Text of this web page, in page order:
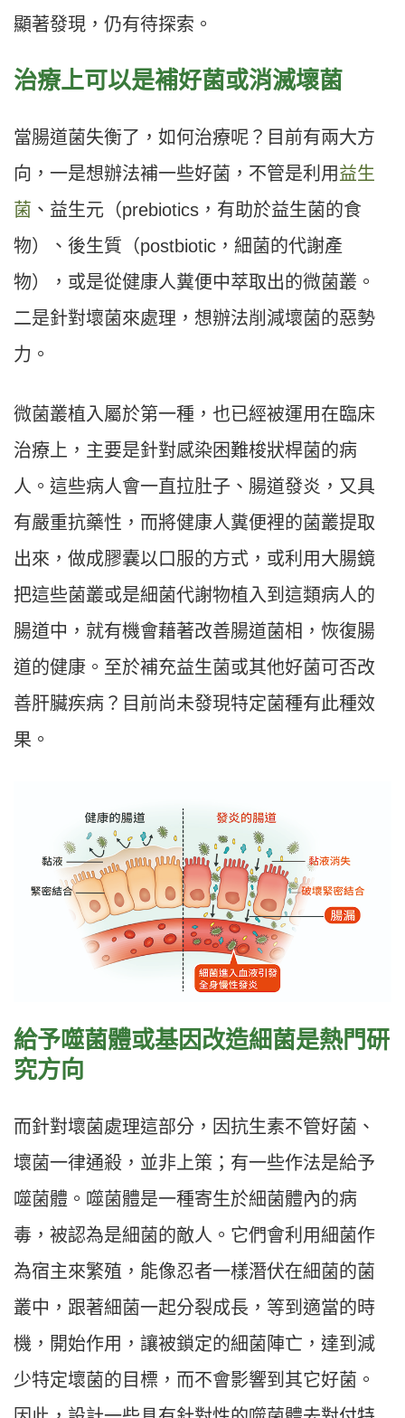
顯著發現，仍有待探索。
治療上可以是補好菌或消滅壞菌
當腸道菌失衡了，如何治療呢？目前有兩大方
向，一是想辦法補一些好菌，不管是利用益生
菌 、益生元（prebiotics，有助於益生菌的食
物）、後生質（postbiotic，細菌的代謝產
物），或是從健康人糞便中萃取出的微菌叢。
二是針對壞菌來處理，想辦法削減壞菌的惡勢
力。
微菌叢植入屬於第一種，也已經被運用在臨床
治療上，主要是針對感染困難梭狀桿菌的病
人。這些病人會一直拉肚子、腸道發炎，又具
有嚴重抗藥性，而將健康人糞便裡的菌叢提取
出來，做成膠囊以口服的方式，或利用大腸鏡
把這些菌叢或是細菌代謝物植入到這類病人的
腸道中，就有機會藉著改善腸道菌相，恢復腸
道的健康。至於補充益生菌或其他好菌可否改
善肝臟疾病？目前尚未發現特定菌種有此種效
果。
給予噬菌體或基因改造細菌是熱門研
究方向
而針對壞菌處理這部分，因抗生素不管好菌、
壞菌一律通殺，並非上策；有一些作法是給予
噬菌體。噬菌體是一種寄生於細菌體內的病
毒，被認為是細菌的敵人。它們會利用細菌作
為宿主來繁殖，能像忍者一樣潛伏在細菌的菌
叢中，跟著細菌一起分裂成長，等到適當的時
機，開始作用，讓被鎖定的細菌陣亡，達到減
少特定壞菌的目標，而不會影響到其它好菌。